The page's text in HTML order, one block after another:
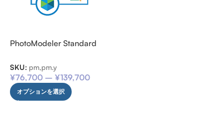
PhotoModeler Standard
SKU: pm,pm.y
¥76,700 – ¥139,700
オプションを選択